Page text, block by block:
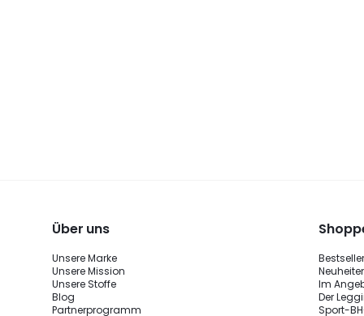
Über uns
Unsere Marke
Unsere Mission
Unsere Stoffe
Blog
Partnerprogramm
Bestseller
Im
Der
Sport-